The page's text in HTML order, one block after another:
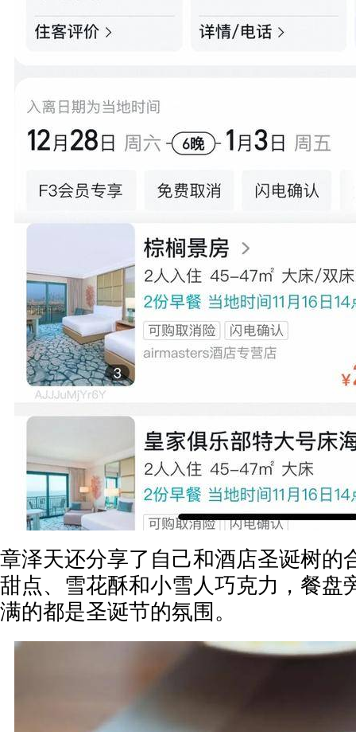
章泽天还分享了自己和酒店圣诞树的
甜点、雪花酥和小雪人巧克力，餐盘
满的都是圣诞节的氛围。